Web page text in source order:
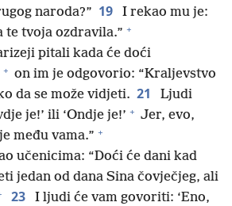
naroda?” 19
I rekao mu je:
te tvoja ozdravila.” +
pitali kada će doći
+ on im je odgovorio: “Kraljevstvo
da se može vidjeti. 21
Ljudi
je!’ ili ‘Ondje je!’ + Jer, evo,
među vama.” +
učenicima: “Doći će dani kad
jedan od dana Sina čovječjeg, ali
23
I ljudi će vam govoriti: ‘Eno,